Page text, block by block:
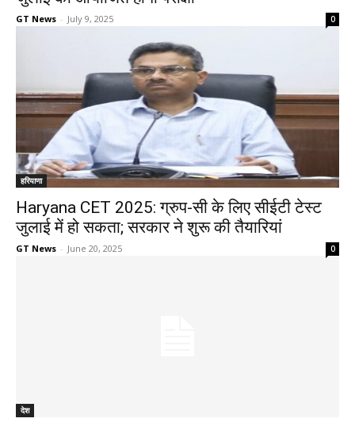
GT News - July 9, 2025 0
हरियाणा
Haryana CET 2025: ग्रुप-सी के लिए सीईटी टेस्ट
जुलाई में हो सकता; सरकार ने शुरू की तैयारियां
GT News - June 20, 2025 0
देश